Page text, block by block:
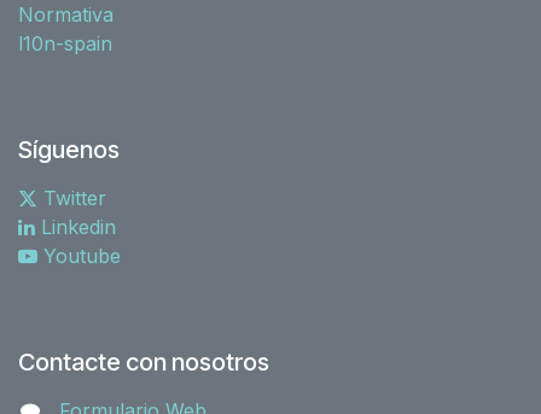
Normativa
l10n-spain
Síguenos
Twitter
Linkedin
Youtube
Contacte con nosotros